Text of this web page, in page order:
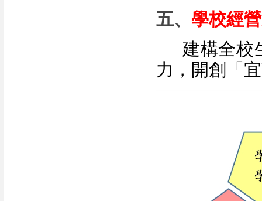
五、 學校經
建構全校
力，開創「